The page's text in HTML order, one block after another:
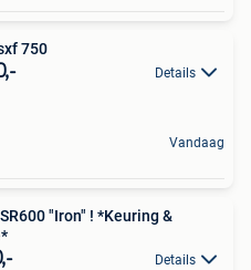
750
Details
Vandaag
"Iron" ! *Keuring &
Details